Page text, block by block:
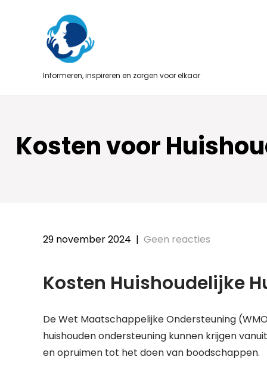
Informeren, inspireren en zorgen voor elkaar
Kosten voor
29 november 2024 | Geen reacties
Kosten Huishoudelijke
De Wet Maatschappelijke Ondersteuning
huishouden ondersteuning kunnen krijgen
en opruimen tot het doen van boodschappen.